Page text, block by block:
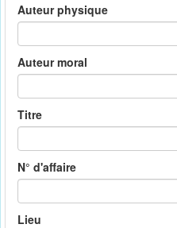
Auteur physique
Auteur moral
Titre
N° d'affaire
Lieu